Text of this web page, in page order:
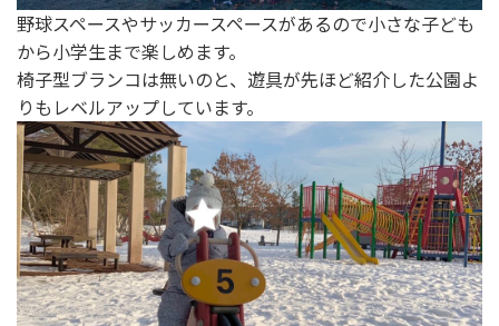
野球スペースやサッカースペースがあるので小さな子ども
から小学生まで楽しめます。
椅子型ブランコは無いのと、遊具が先ほど紹介した公園よ
りもレベルアップしています。